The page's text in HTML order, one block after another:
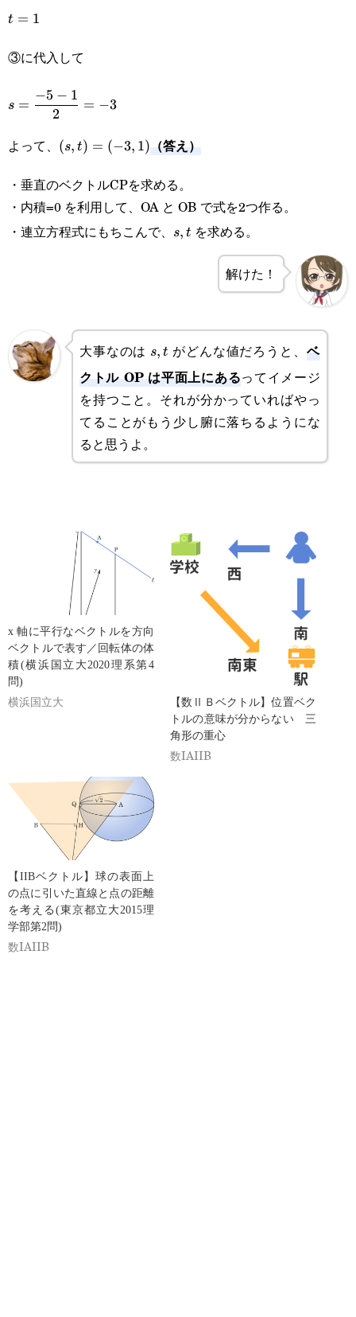
5+24t+6=0
t=1
t = 1
③に代入して
\displaystyle
s=\frac{-5-
1}{2}=-3
s =
2
−5 − 1
= −3
よって、 (s,t)=
(s, t) = (−3, 1) （答え）
・垂直のベクトルCPを求める。
・内積=0 を利用して、OA と OB で式を2つ作る。
・連立方程式にもちこんで、 s,
s, t を求める。
解けた！
大事なのは s,
t
s, t がどんな値だろうと、 ベ
クトル OP は平面上にあるってイメージ
を持つこと。それが分かっていればやっ
てることがもう少し腑に落ちるようにな
ると思うよ。
x 軸に平行なベクトルを方向
ベクトルで表す／回転体の体
積(横浜国立大2020理系第4
問)
横浜国立大
【数ⅡＢベクトル】位置ベク
トルの意味が分からない 三
角形の重心
数IAIIB
【IIBベクトル】球の表面上
の点に引いた直線と点の距離
を考える(東京都立大2015理
学部第2問)
数IAIIB